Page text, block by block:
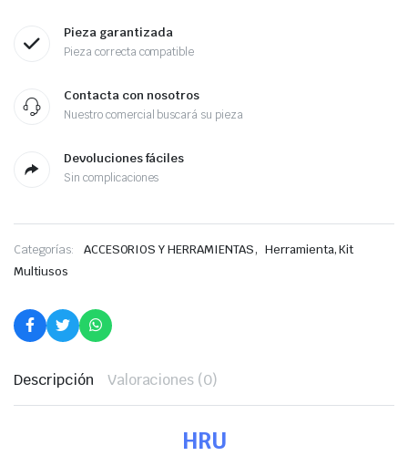
Pieza garantizada
Pieza correcta compatible
Contacta con nosotros
Nuestro comercial buscará su pieza
Devoluciones fáciles
Sin complicaciones
Categorías: ACCESORIOS Y HERRAMIENTAS, Herramienta, Kit
Multiusos
Descripción Valoraciones (0)
HRU